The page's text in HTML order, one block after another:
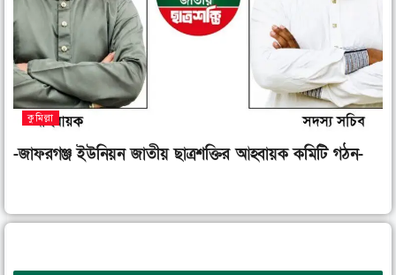
কুমিল্লা
-জাফরগঞ্জ ইউনিয়ন জাতীয় ছাত্রশক্তির আহ্বায়ক কমিটি গঠন-